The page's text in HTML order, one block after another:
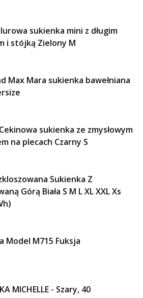
sukienka mini z długim
i stójką Zielony M
Max Mara sukienka bawełniana
sukienka ze zmysłowym
na plecach Czarny S
Sukienka Z
Górą Biała S M L XL XXL Xs
Model M715 Fuksja
MICHELLE - Szary, 40